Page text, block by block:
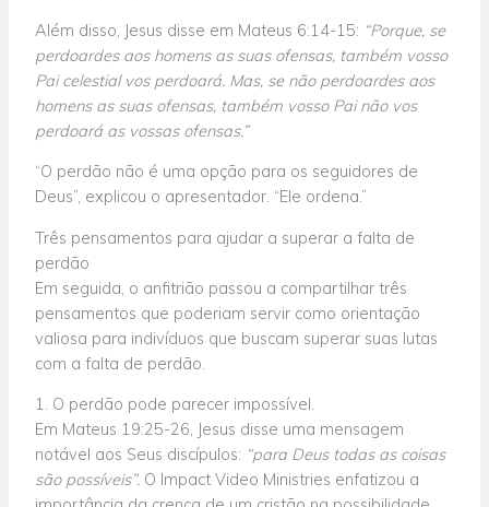
Além disso, Jesus disse em Mateus 6:14-15: “Porque, se
perdoardes aos homens as suas ofensas, também vosso
Pai celestial vos perdoará. Mas, se não perdoardes aos
homens as suas ofensas, também vosso Pai não vos
perdoará as vossas ofensas.”
“O perdão não é uma opção para os seguidores de
Deus”, explicou o apresentador. “Ele ordena.”
Três pensamentos para ajudar a superar a falta de
perdão
Em seguida, o anfitrião passou a compartilhar três
pensamentos que poderiam servir como orientação
valiosa para indivíduos que buscam superar suas lutas
com a falta de perdão.
1. O perdão pode parecer impossível.
Em Mateus 19:25-26, Jesus disse uma mensagem
notável aos Seus discípulos: “para Deus todas as coisas
são possíveis”. O Impact Video Ministries enfatizou a